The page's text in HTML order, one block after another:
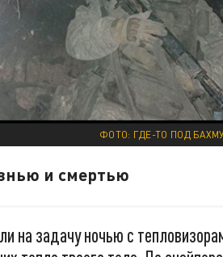
ФОТО: ГДЕ-ТО ПОД
и смертью
на задачу ночью с